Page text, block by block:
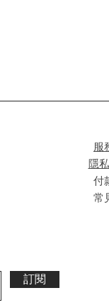
服
隱
付
常
訂閱